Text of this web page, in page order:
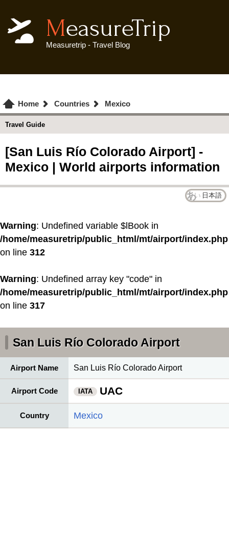
MeasureTrip
Measuretrip - Travel Blog
Home Countries Mexico
Travel Guide
[San Luis Río Colorado Airport] -
Mexico | World airports information
日本語
Warning: Undefined variable $lBook in
/home/measuretrip/public_html/mt/airport/index.php
on line 312
Warning: Undefined array key "code" in
/home/measuretrip/public_html/mt/airport/index.php
on line 317
San Luis Río Colorado Airport
Airport Name San Luis Río Colorado Airport
Airport Code IATA UAC
Country Mexico